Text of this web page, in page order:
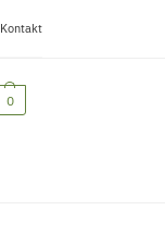
Kontakt
0